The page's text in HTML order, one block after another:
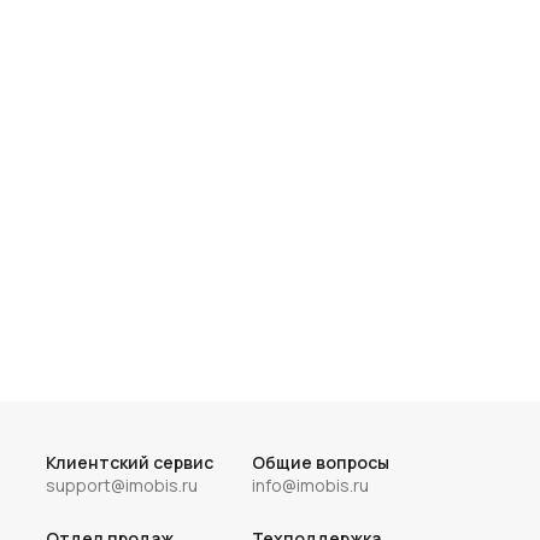
Общие вопросы
info@imobis.ru
Клиентский сервис
support@imobis.ru